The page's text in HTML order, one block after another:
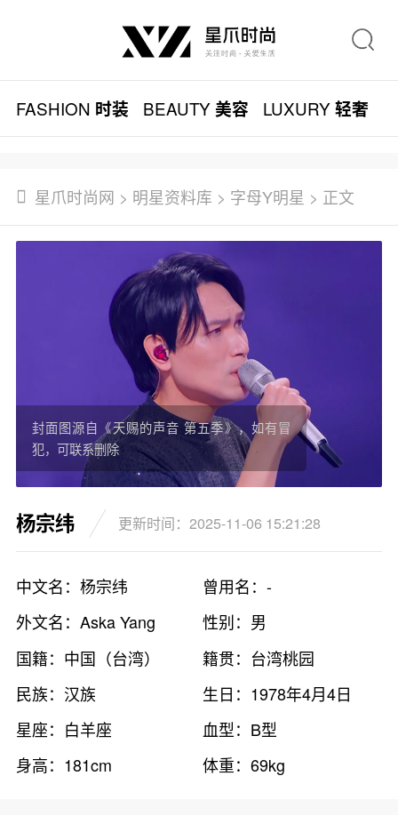
FASHION 时装 BEAUTY美容 LUXURY轻奢
星爪时尚网 > 明星资料库 > 字母Y明星 > 正文
封面图源自《天赐的声音 第五季》，如有冒
犯，可联系删除
杨宗纬 更新时间：2025-11-06 15:21:28
中文名：杨宗纬
曾用名：-
外文名：Aska Yang
性别：男
国籍：中国（台湾）
籍贯：台湾桃园
民族：汉族
生日：1978年4月4日
星座：白羊座
血型：B型
身高：181cm
体重：69kg